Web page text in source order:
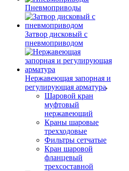
Пневмоприводы
Затвор дисковый с
пневмоприводом
Нержавеющая запорная и
регулирующая арматура
Шаровой кран
муфтовый
нержавеющий
Краны шаровые
трехходовые
Фильтры сетчатые
Кран шаровой
фланцевый
трехсоставной